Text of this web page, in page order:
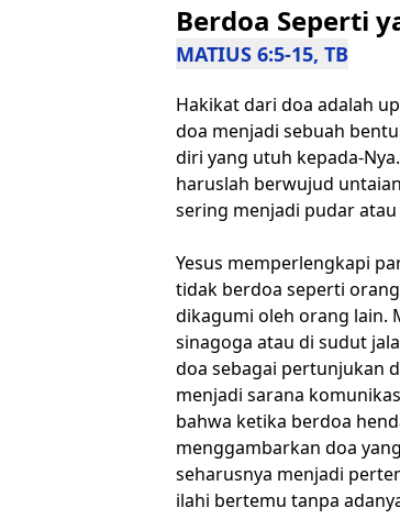
Berdoa Seperti
MATIUS 6:5-15, TB
Hakikat dari doa adalah
doa menjadi sebuah
diri yang utuh kepada-
haruslah berwujud
sering menjadi pudar
Yesus memperlengkapi
tidak berdoa seperti
dikagumi oleh orang lain.
sinagoga atau di sudut
doa sebagai pertunjukan
menjadi sarana
bahwa ketika berdoa
menggambarkan doa
seharusnya menjadi
ilahi bertemu tanpa